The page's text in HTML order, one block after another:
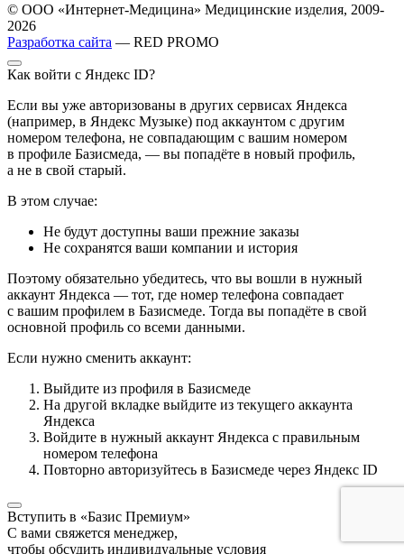
© ООО «Интернет-Медицина» Медицинские изделия, 2009-
2026
Разработка сайта — RED PROMO
Как войти с Яндекс ID?
Если вы уже авторизованы в других сервисах Яндекса
(например, в Яндекс Музыке) под аккаунтом с другим
номером телефона, не совпадающим с вашим номером
в профиле Базисмеда, — вы попадёте в новый профиль,
а не в свой старый.
В этом случае:
Не будут доступны ваши прежние заказы
Не сохранятся ваши компании и история
Поэтому обязательно убедитесь, что вы вошли в нужный
аккаунт Яндекса — тот, где номер телефона совпадает
с вашим профилем в Базисмеде. Тогда вы попадёте в свой
основной профиль со всеми данными.
Если нужно сменить аккаунт:
Выйдите из профиля в Базисмеде
На другой вкладке выйдите из текущего аккаунта
Яндекса
Войдите в нужный аккаунт Яндекса с правильным
номером телефона
Повторно авторизуйтесь в Базисмеде через Яндекс ID
Вступить в «Базис Премиум»
С вами свяжется менеджер,
чтобы обсудить индивидуальные условия